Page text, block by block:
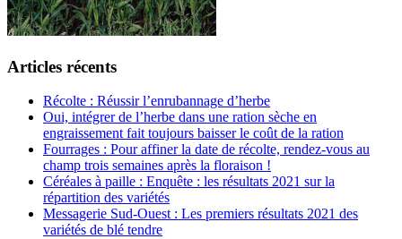
Articles récents
Récolte : Réussir l’enrubannage d’herbe
Oui, intégrer de l’herbe dans une ration sèche en
engraissement fait toujours baisser le coût de la ration
Fourrages : Pour affiner la date de récolte, rendez-vous au
champ trois semaines après la floraison !
Céréales à paille : Enquête : les résultats 2021 sur la
répartition des variétés
Messagerie Sud-Ouest : Les premiers résultats 2021 des
variétés de blé tendre